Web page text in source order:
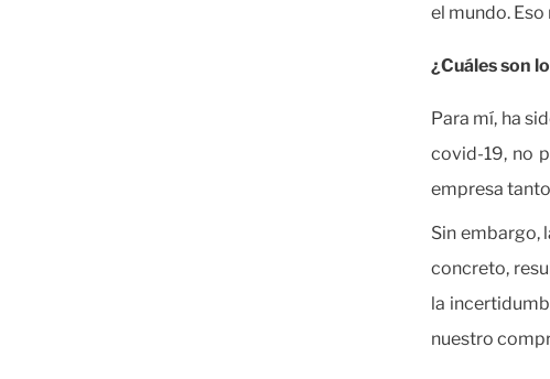
el mundo.
¿Cuáles son
Para mí, ha
covid-19, no
empresa
Sin embargo,
concreto,
la
nuestro